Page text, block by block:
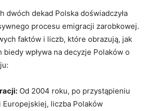
dwóch dekad Polska doświadczyła
procesu emigracji zarobkowej.
faktów i liczb, które obrazują, jak
biedy wpływa na decyzje Polaków o
Od 2004 roku, po przystąpieniu
Europejskiej, liczba Polaków